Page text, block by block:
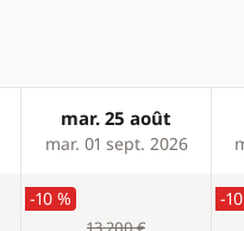
mar. 25 août
mar. 01 sept. 2026
-10 % -